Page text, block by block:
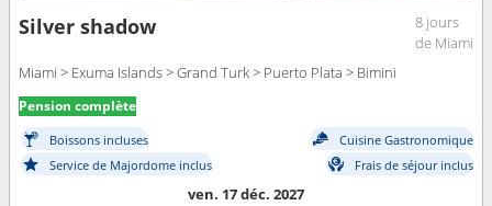
Silver shadow
8 jours
de Miami
Miami > Exuma Islands > Grand Turk > Puerto Plata > Bimini
Pension complète
Boissons incluses
Cuisine Gastronomique
Service de Majordome inclus
Frais de séjour inclus
ven. 17 déc. 2027